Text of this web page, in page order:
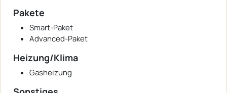
Pakete
Smart-Paket
Advanced-Paket
Heizung/Klima
Gasheizung